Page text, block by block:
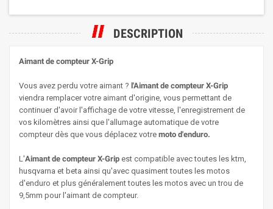
DESCRIPTION
Aimant de compteur X-Grip
Vous avez perdu votre aimant ? l'Aimant de compteur X-Grip
viendra remplacer votre aimant d'origine, vous permettant de
continuer d'avoir l'affichage de votre vitesse, l'enregistrement de
vos kilomètres ainsi que l'allumage automatique de votre
compteur dès que vous déplacez votre moto d'enduro.
L'Aimant de compteur X-Grip est compatible avec toutes les ktm,
husqvarna et beta ainsi qu'avec quasiment toutes les motos
d'enduro et plus généralement toutes les motos avec un trou de
9,5mm pour l'aimant de compteur.